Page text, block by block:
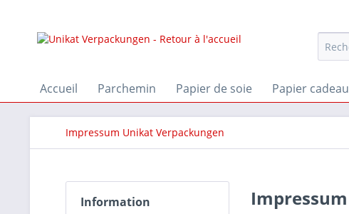
Accueil Parchemin Papier de soie Papier cadeau
Impressum Unikat Verpackungen
Information Impressum